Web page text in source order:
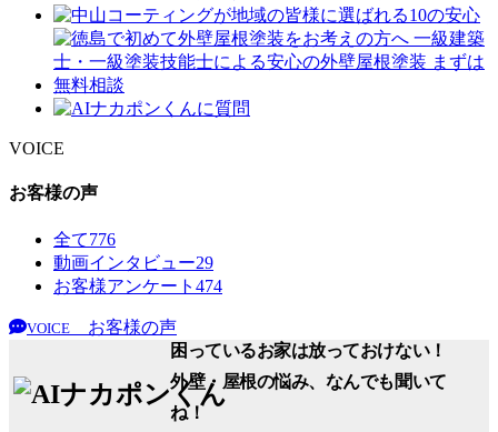
VOICE
お客様の声
全て776
動画インタビュー29
お客様アンケート 474
VOICE
お客様の声
困っているお家は放っておけない！
外壁・屋根の悩み、なんでも聞いて
ね！